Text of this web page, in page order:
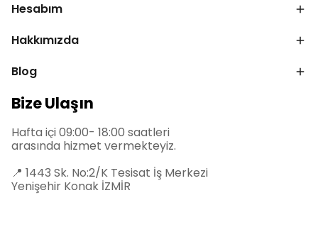
Hesabım
Hakkımızda
Blog
Bize Ulaşın
Hafta içi 09:00- 18:00 saatleri
arasında hizmet vermekteyiz.
📍 1443 Sk. No:2/K Tesisat İş Merkezi
Yenişehir Konak İZMİR